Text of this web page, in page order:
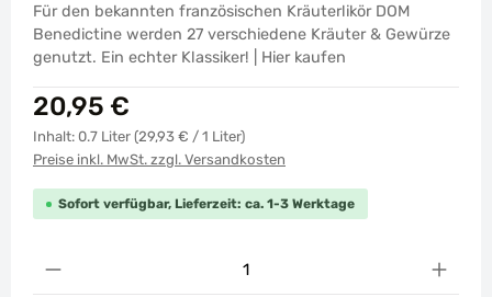
Für den bekannten französischen Kräuterlikör DOM
Benedictine werden 27 verschiedene Kräuter & Gewürze
genutzt. Ein echter Klassiker! | Hier kaufen
Regulärer Preis:
20,95 €
Inhalt: 0.7 Liter (29,93 € / 1 Liter)
Preise inkl. MwSt. zzgl. Versandkosten
Sofort verfügbar, Lieferzeit: ca. 1-3 Werktage
Produkt Anzahl: Gib den gewünschten Wert